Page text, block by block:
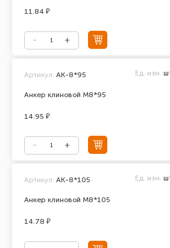
11.84 ₽
Анкер клиновой М8*95
Артикул: АК-8*95 Ед. изм.
14.95 ₽
Анкер клиновой М8*105
Артикул: АК-8*105 Ед. изм.
14.78 ₽